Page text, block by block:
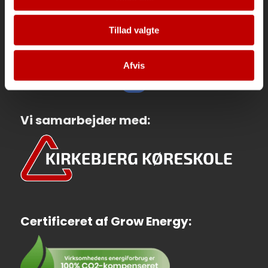
Tillad valgte
Afvis
Skriv en anmeldelse her
Vi samarbejder med:
Certificeret af Grow Energy: